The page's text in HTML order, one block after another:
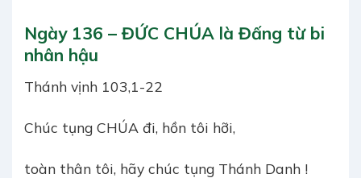
Ngày 136 – ĐỨC CHÚA là Đấng từ bi
nhân hậu
Thánh vịnh 103,1-22
Chúc tụng CHÚA đi, hồn tôi hỡi,
toàn thân tôi, hãy chúc tụng Thánh Danh !